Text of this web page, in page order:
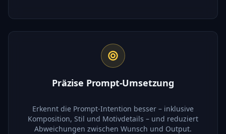
Präzise Prompt-Umsetzung
Erkennt die Prompt-Intention besser – inklusive
Komposition, Stil und Motivdetails – und reduziert
Abweichungen zwischen Wunsch und Output.